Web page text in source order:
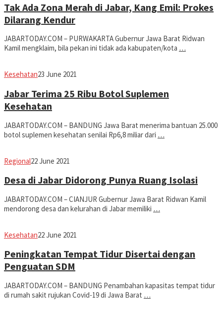
Tak Ada Zona Merah di Jabar, Kang Emil: Prokes
Dilarang Kendur
JABARTODAY.COM – PURWAKARTA Gubernur Jawa Barat Ridwan
Kamil mengklaim, bila pekan ini tidak ada kabupaten/kota …
KesehatanAvila
23 June 2021
Jabar Terima 25 Ribu Botol Suplemen
Kesehatan
JABARTODAY.COM – BANDUNG Jawa Barat menerima bantuan 25.000
botol suplemen kesehatan senilai Rp6,8 miliar dari …
RegionalAvila
22 June 2021
Desa di Jabar Didorong Punya Ruang Isolasi
JABARTODAY.COM – CIANJUR Gubernur Jawa Barat Ridwan Kamil
mendorong desa dan kelurahan di Jabar memiliki …
KesehatanAvila
22 June 2021
Peningkatan Tempat Tidur Disertai dengan
Penguatan SDM
JABARTODAY.COM – BANDUNG Penambahan kapasitas tempat tidur
di rumah sakit rujukan Covid-19 di Jawa Barat …